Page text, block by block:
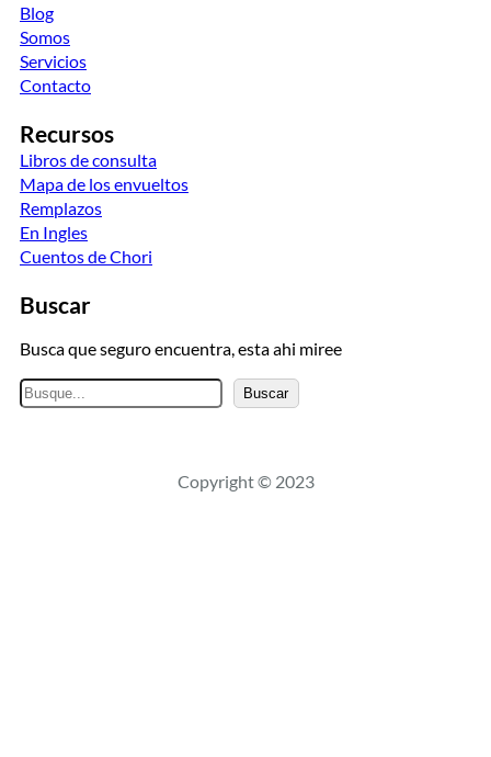
Blog
Somos
Servicios
Contacto
Recursos
Libros de consulta
Mapa de los envueltos
Remplazos
En Ingles
Cuentos de Chori
Buscar
Busca que seguro encuentra, esta ahi miree
B
u
a
Buscar
Copyright © 2023